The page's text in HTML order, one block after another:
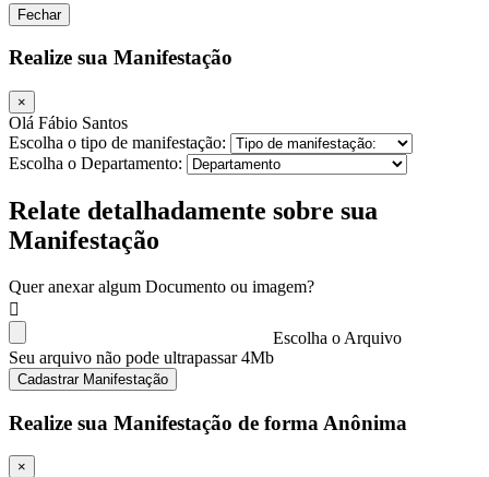
Fechar
Realize sua Manifestação
×
Olá Fábio Santos
Escolha o tipo de manifestação:
Escolha o Departamento:
Relate detalhadamente sobre sua
Manifestação
Quer anexar algum Documento ou imagem?
Escolha o Arquivo
Seu arquivo não pode ultrapassar 4Mb
Cadastrar Manifestação
Realize sua Manifestação de forma Anônima
×